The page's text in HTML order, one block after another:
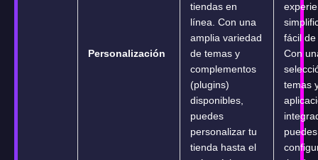
Personalización
tiendas en
línea. Con una
amplia variedad
de temas y
complementos
(plugins)
disponibles,
puedes
personalizar tu
tienda hasta el
fácil de
Con
temas
puedes